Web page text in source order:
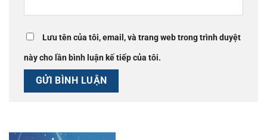
Lưu tên của tôi, email, và trang web trong trình duyệt
này cho lần bình luận kế tiếp của tôi.